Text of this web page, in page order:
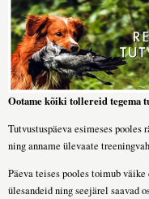
Ootame kõiki tollereid tegema
Tutvustuspäeva esimeses
ning anname ülevaate
Päeva teises pooles toimub
ülesandeid ning seejärel saavad